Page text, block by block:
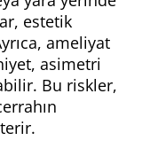
estetik
ameliyat
asimetri
Bu riskler,